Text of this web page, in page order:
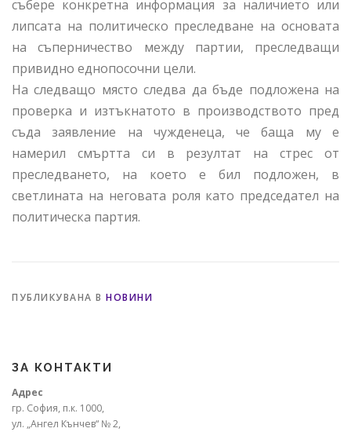
събере конкретна информация за наличието или
липсата на политическо преследване на основата
на съперничество между партии, преследващи
привидно еднопосочни цели.
На следващо място следва да бъде подложена на
проверка и изтъкнатото в производството пред
съда заявление на чужденеца, че баща му е
намерил смъртта си в резултат на стрес от
преследването, на което е бил подложен, в
светлината на неговата роля като председател на
политическа партия.
ПУБЛИКУВАНА В НОВИНИ
ЗА КОНТАКТИ
Адрес
гр. София, п.к. 1000,
ул. „Ангел Кънчев“ № 2,